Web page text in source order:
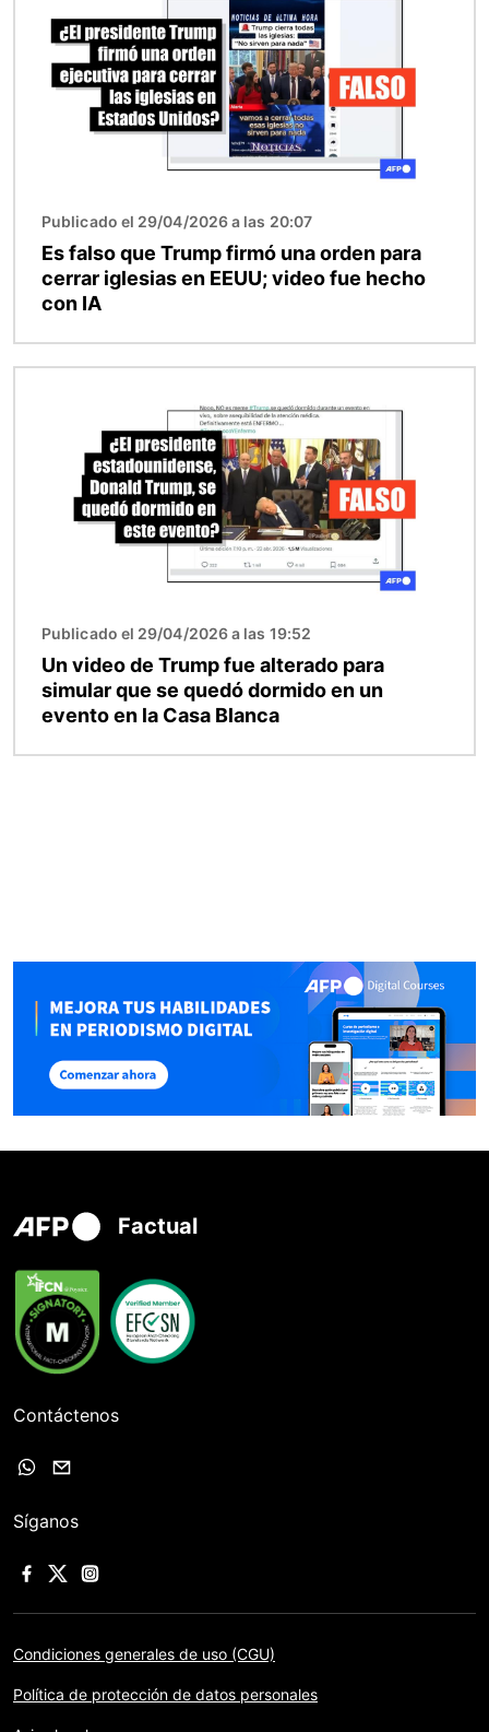
Publicado el 29/04/2026 a las 20:07
Es falso que Trump firmó una orden para
cerrar iglesias en EEUU; video fue hecho
con IA
Publicado el 29/04/2026 a las 19:52
Un video de Trump fue alterado para
simular que se quedó dormido en un
evento en la Casa Blanca
Factual
Contáctenos
Síganos
Condiciones generales de uso (CGU)
Política de protección de datos personales